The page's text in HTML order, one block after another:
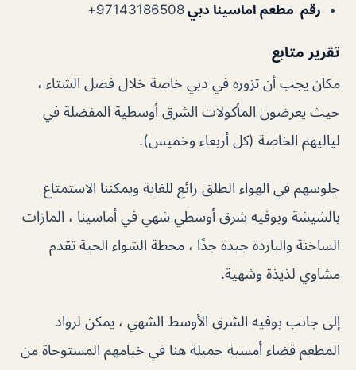
رقم مطعم اماسينا دبي 97143186508+
تقرير متابع
مكان يجب أن تزوره في دبي خاصة خلال فصل الشتاء ،
حيث يعرضون المأكولات الشرق أوسطية المفضلة في
لياليهم الخاصة (كل أربعاء وخميس).
جلوسهم في الهواء الطلق رائع للغاية ويمكننا الاستمتاع
بالشيشة وبوفيه شرق أوسطي شهي في أماسينا ، المازات
الساخنة والباردة جيدة جدًا ، محطة الشواء الحية تقدم
مشاوي لذيذة وشهية.
إلى جانب بوفيه الشرق الأوسط الشهي ، يمكن لرواد
المطعم قضاء أمسية جميلة هنا في خيامهم المستوحاة من